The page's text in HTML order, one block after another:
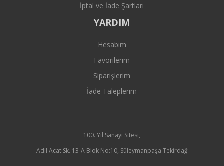
İptal ve İade Şartları
YARDIM
Hesabım
Favorilerim
Siparişlerim
İade Taleplerim
100. Yıl Sanayi Sitesi,
Adil Acat Sk. 13-A Blok No:10, Süleymanpaşa Tekirdağ